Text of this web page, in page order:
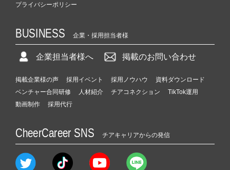
プライバシーポリシー
BUSINESS 企業・採用担当者様
企業担当者様へ 掲載のお問い合わせ
掲載企業様の声 採用イベント 採用ノウハウ
資料ダウンロード
ベンチャー合同研修
人材紹介 チアコネクション
TikTok運用
動画制作
採用代行
CheerCareer SNS チアキャリアからの発信